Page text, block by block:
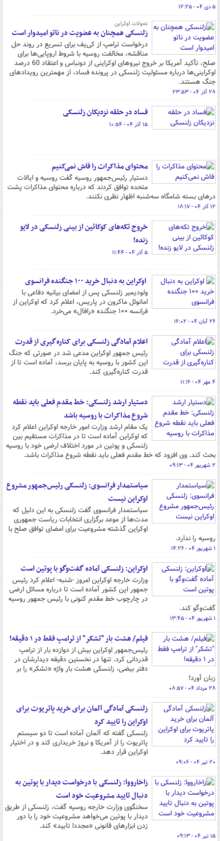
۵ دی ۰۴ - ۱۲:۲۵
تحولات اوکراین
زلنسکی همچنان به عضویت در ناتو امیدوار است
درخواست ترامپ از کی‌یف برای تسریع در روند حل‌
مناقشه، مخالفت روسیه با شروط اروپایی‌ها برای
صلح، تأکید آمریکا بر خروج نیروهای اوکراینی از دونباس و اعتقاد 60 درصد
اوکراینی‌ها درباره مسئولیت زلنسکی در پرونده فساد، از مهمترین رویدادهای
جنگ هستند.
۲۸ آذر ۰۴ - ۲۳:۵۳
فساد در حلقه نزدیکان زلنسکی
۱۵ آذر ۰۴ - ۱۰:۵۴
محتوای مذاکرات را فاش نمی‌کنیم
دستیار رئیس‌جمهور روسیه گفت روسیه و ایالات
متحده توافق کردند که درباره محتوای مذاکرات پشت
درهای بسته شامگاه سه‌شنبه اظهار نظری نکنند.
۱۲ آذر ۰۴ - ۱۸:۱۷
خروج تکه‌های کوکائین از بینی زلنسکی در لایو
زنده!
۵ آذر ۰۴ - ۱۱:۴۴
اوکراین به دنبال خرید ۱۰۰ جنگنده‌ فرانسوی
ولودیمیر زلنسکی پس از امضای بیانیه دفاعی با
امانوئل ماکرون در پاریس، اعلام کرد که اوکراین از
فرانسه ۱۰۰ جنگنده «رافال» می‌خرد.
۲۶ آبان ۰۴ - ۱۶:۰۲
اعلام آمادگی زلنسکی برای کناره‌گیری از قدرت
رئیس جمهور اوکراین مدعی شد در صورتی که جنگ
این کشور با روسیه به پایان برسد، آماده است تا از
قدرت کناره‌گیری کند.
۴ مهر ۰۴ - ۱۱:۱۶
دستیار ارشد زلنسکی: خط مقدم فعلی باید نقطه
شروع مذاکرات با روسیه باشد
یک مقام ارشد وزارت امور خارجه اوکراین اعلام کرد
که اوکراین آماده است تا در مذاکرات مستقیم بین
زلنسکی و پوتین در مورد اختلاف ارضی خود با روسیه
بحث کند. وی افزود که خط مقدم فعلی باید نقطه شروع مذاکرات باشد.
۲ شهریور ۰۴ - ۰۹:۱۳
سیاستمدار فرانسوی: زلنسکی رئیس‌جمهور مشروع
اوکراین نیست
سیاستمدار فرانسوی گفت زلنسکی به این دلیل که
مدت‌ها از موعد برگزاری انتخابات ریاست جمهوری
اوکراین گذشته مشروعیت برای امضای توافق صلح با
روسیه را ندارد.
۱ شهریور ۰۴ - ۱۴:۲۶
اوکراین: زلنسکی آماده گفت‌وگو با پوتین است
وزارت خارجه اوکراین امروز -شنبه- اعلام کرد رئیس
جمهور این کشور آماده است تا درباره مسائل ارضی
در چارچوب خط مقدم کنونی با رئیس جمهور روسیه
گفت‌وگو کند.
۱ شهریور ۰۴ - ۱۳:۴۵
فیلم/ هشت بار "تشکر" از ترامپ فقط در ۱ دقیقه!
رئیس‌جمهور اوکراین بیش از دوازده بار از ترامپ
قدردانی کرد. تنها در نخستین دقیقه دیدارشان در
دفتر بیضی، زلنسکی هشت بار واژه «تشکر» را بر
زبان آورد!
۲۸ مرداد ۰۴ - ۰۸:۵۷
زلنسکی آمادگی آلمان برای خرید پاتریوت برای
اوکراین را تایید کرد
زلنسکی گفته که آلمان آماده است تا دو سیستم
پاتریوت را از آمریکا و نروژ خریداری کند و در اختیار
اوکراین قرار دهد.
۲۰ تیر ۰۴ - ۰۹:۰۶
زاخارووا: زلنسکی با درخواست دیدار با پوتین به
دنبال تایید مشروعیت خود است
سخنگوی وزارت خارجه روسیه گفت، زلنسکی از طریق
دیدار با پوتین می‌خواهد مشروعیت خود را با دور
زدن ابزارهای قانونی «مجددا تایید» کند.
۱۵ تیر ۰۴ - ۰۹:۱۳